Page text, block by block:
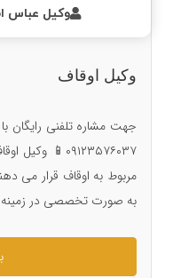
وکیل عباس
وکیل اوقاف
جهت مشاره تلفنی رایگان
مربوط به اوقاف قرار می
به صورت تخصصی در زمینه